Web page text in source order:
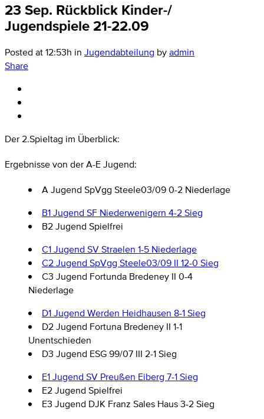
23 Sep. Rückblick Kinder-/
Jugendspiele 21-22.09
Posted at 12:53h in Jugendabteilung byadmin
Share
Der 2.Spieltag im Überblick:
Ergebnisse von der A-E Jugend:
A Jugend SpVgg Steele03/09 0-2 Niederlage
B1 Jugend SF Niederwenigern 4-2 Sieg
B2 Jugend Spielfrei
C1 Jugend SV Straelen 1-5 Niederlage
C2 Jugend SpVgg Steele03/09 II 12-0 Sieg
C3 Jugend Fortunda Bredeney II 0-4
Niederlage
D1 Jugend Werden Heidhausen 8-1 Sieg
D2 Jugend Fortuna Bredeney II 1-1
Unentschieden
D3 Jugend ESG 99/07 III 2-1 Sieg
E1 Jugend SV Preußen Eiberg 7-1 Sieg
E2 Jugend Spielfrei
E3 Jugend DJK Franz Sales Haus 3-2 Sieg